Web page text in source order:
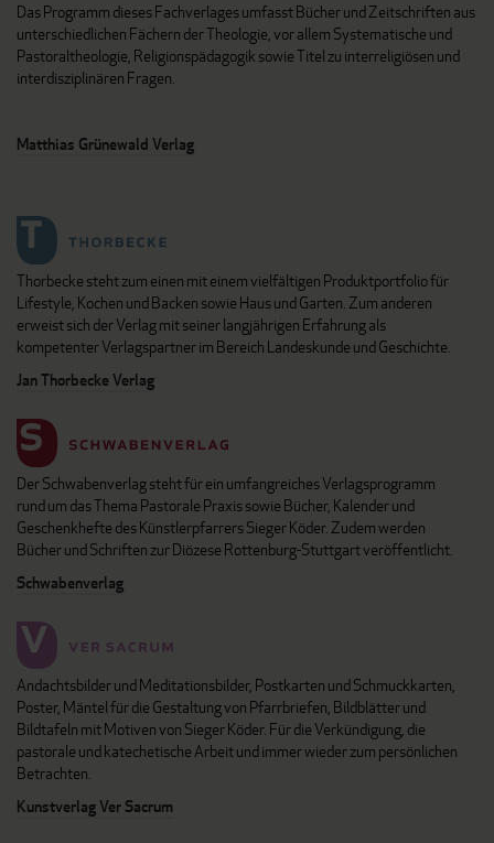
Das Programm dieses Fachverlages umfasst Bücher und Zeitschriften aus
unterschiedlichen Fächern der Theologie, vor allem Systematische und
Pastoraltheologie, Religionspädagogik sowie Titel zu interreligiösen und
interdisziplinären Fragen.
Matthias Grünewald Verlag
Thorbecke steht zum einen mit einem vielfältigen Produktportfolio für
Lifestyle, Kochen und Backen sowie Haus und Garten. Zum anderen
erweist sich der Verlag mit seiner langjährigen Erfahrung als
kompetenter Verlagspartner im Bereich Landeskunde und Geschichte.
Jan Thorbecke Verlag
Der Schwabenverlag steht für ein umfangreiches Verlagsprogramm
rund um das Thema Pastorale Praxis sowie Bücher, Kalender und
Geschenkhefte des Künstlerpfarrers Sieger Köder. Zudem werden
Bücher und Schriften zur Diözese Rottenburg-Stuttgart veröffentlicht.
Schwabenverlag
Andachtsbilder und Meditationsbilder, Postkarten und Schmuckkarten,
Poster, Mäntel für die Gestaltung von Pfarrbriefen, Bildblätter und
Bildtafeln mit Motiven von Sieger Köder. Für die Verkündigung, die
pastorale und katechetische Arbeit und immer wieder zum persönlichen
Betrachten.
Kunstverlag Ver Sacrum